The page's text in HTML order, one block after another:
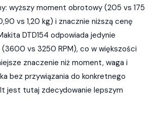
wyższy moment obrotowy (205 vs 175
vs 1,20 kg) i znacznie niższą cenę
DTD154 odpowiada jedynie
vs 3250 RPM), co w większości
znaczenie niż moment, waga i
bez przywiązania do konkretnego
jest tutaj zdecydowanie lepszym